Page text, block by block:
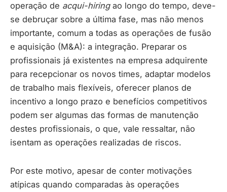
operação de acqui-hiring ao longo do tempo, deve-
se debruçar sobre a última fase, mas não menos
importante, comum a todas as operações de fusão
e aquisição (M&A): a integração. Preparar os
profissionais já existentes na empresa adquirente
para recepcionar os novos times, adaptar modelos
de trabalho mais flexíveis, oferecer planos de
incentivo a longo prazo e benefícios competitivos
podem ser algumas das formas de manutenção
destes profissionais, o que, vale ressaltar, não
isentam as operações realizadas de riscos.
Por este motivo, apesar de conter motivações
atípicas quando comparadas às operações